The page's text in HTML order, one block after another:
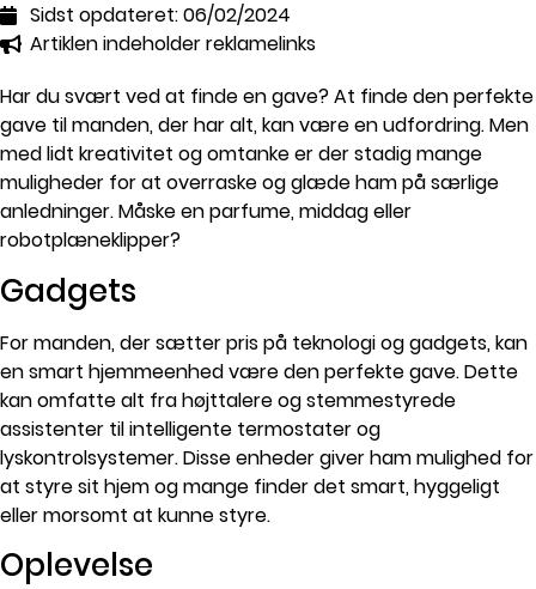
Sidst opdateret:06/02/2024
Artiklen indeholder reklamelinks
Har du svært ved at finde en gave? At finde den perfekte
gave til manden, der har alt, kan være en udfordring. Men
med lidt kreativitet og omtanke er der stadig mange
muligheder for at overraske og glæde ham på særlige
anledninger. Måske en parfume, middag eller
robotplæneklipper?
Gadgets
For manden, der sætter pris på teknologi og gadgets, kan
en smart hjemmeenhed være den perfekte gave. Dette
kan omfatte alt fra højttalere og stemmestyrede
assistenter til intelligente termostater og
lyskontrolsystemer. Disse enheder giver ham mulighed for
at styre sit hjem og mange finder det smart, hyggeligt
eller morsomt at kunne styre.
Oplevelse